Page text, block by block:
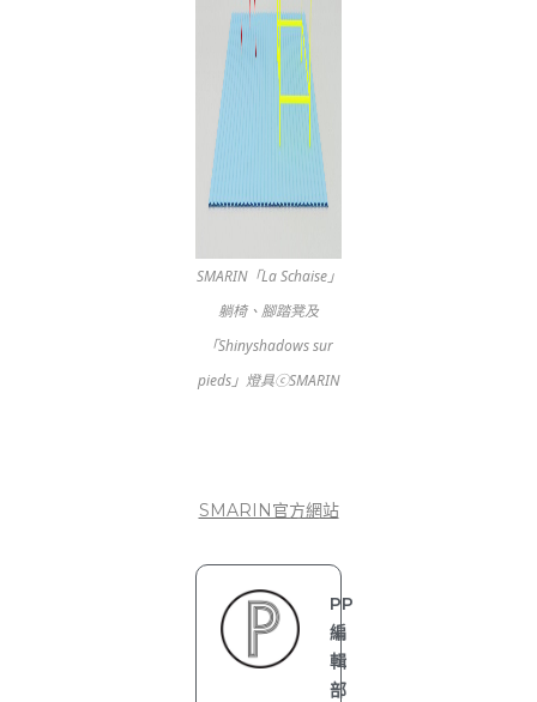
SMARIN「La Schaise」
躺椅、腳踏凳及
「Shinyshadows sur
pieds」燈具ⓒSMARIN
SMARIN官方網站
PP
編
輯
部